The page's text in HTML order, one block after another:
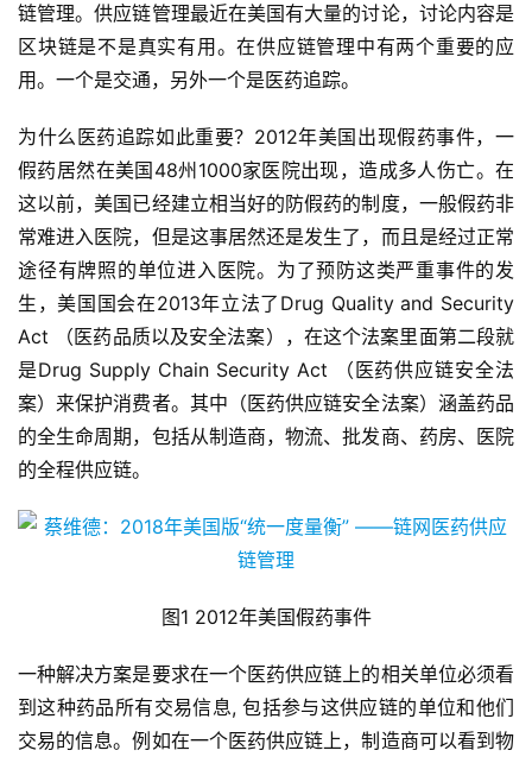
链管理。供应链管理最近在美国有大量的讨论，讨论内容是
区块链是不是真实有用。在供应链管理中有两个重要的应
用。一个是交通，另外一个是医药追踪。
为什么医药追踪如此重要？2012年美国出现假药事件，一
假药居然在美国48州1000家医院出现，造成多人伤亡。在
这以前，美国已经建立相当好的防假药的制度，一般假药非
常难进入医院，但是这事居然还是发生了，而且是经过正常
途径有牌照的单位进入医院。为了预防这类严重事件的发
生，美国国会在2013年立法了Drug Quality and Security
Act （医药品质以及安全法案），在这个法案里面第二段就
是Drug Supply Chain Security Act （医药供应链安全法
案）来保护消费者。其中（医药供应链安全法案）涵盖药品
的全生命周期，包括从制造商，物流、批发商、药房、医院
的全程供应链。
图1 2012年美国假药事件
一种解决方案是要求在一个医药供应链上的相关单位必须看
到这种药品所有交易信息, 包括参与这供应链的单位和他们
交易的信息。例如在一个医药供应链上，制造商可以看到物